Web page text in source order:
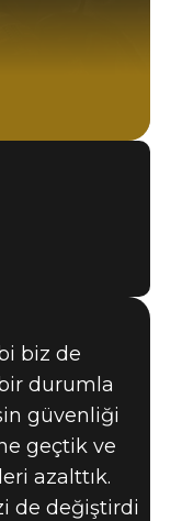
biz de
durumla
güvenliği
geçtik ve
azalttık.
de değiştirdi